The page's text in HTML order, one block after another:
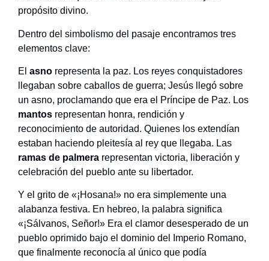
propósito divino.
Dentro del simbolismo del pasaje encontramos tres
elementos clave:
El asno representa la paz. Los reyes conquistadores
llegaban sobre caballos de guerra; Jesús llegó sobre
un asno, proclamando que era el Príncipe de Paz. Los
mantos representan honra, rendición y
reconocimiento de autoridad. Quienes los extendían
estaban haciendo pleitesía al rey que llegaba. Las
ramas de palmera representan victoria, liberación y
celebración del pueblo ante su libertador.
Y el grito de «¡Hosana!» no era simplemente una
alabanza festiva. En hebreo, la palabra significa
«¡Sálvanos, Señor!» Era el clamor desesperado de un
pueblo oprimido bajo el dominio del Imperio Romano,
que finalmente reconocía al único que podía